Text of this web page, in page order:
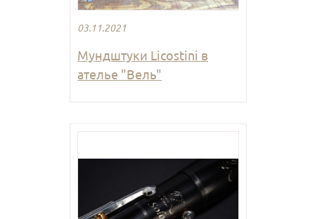
03.11.2021
Мундштуки Licostini в
ателье "Вель"